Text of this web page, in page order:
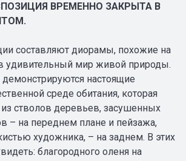
ВРЕМЕННО ЗАКРЫТА В
составляют диорамы, похожие на
удивительный мир живой природы.
настоящие
среде обитания, которая
из стволов деревьев, засушенных
– на переднем плане и пейзажа,
художника, – на заднем. В этих
благородного оленя на